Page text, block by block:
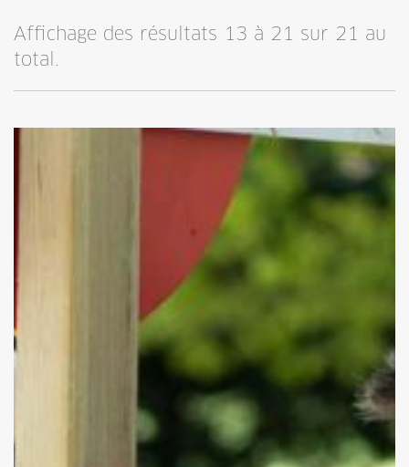
Affichage des résultats 13 à 21 sur 21 au
total.